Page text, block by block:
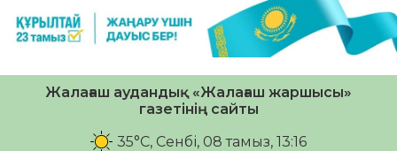
Жалағаш аудандық «Жалағаш жаршысы»
газетінің сайты
35°C, Сенбі, 08 тамыз, 13:16